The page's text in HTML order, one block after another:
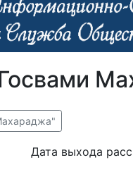
Дата выхода